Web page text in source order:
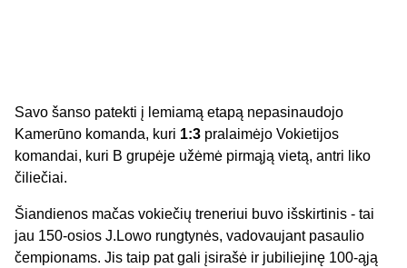
Savo šanso patekti į lemiamą etapą nepasinaudojo
Kamerūno komanda, kuri 1:3 pralaimėjo Vokietijos
komandai, kuri B grupėje užėmė pirmąją vietą, antri liko
čiliečiai.
Šiandienos mačas vokiečių treneriui buvo išskirtinis - tai
jau 150-osios J.Lowo rungtynės, vadovaujant pasaulio
čempionams. Jis taip pat gali įsirašė ir jubiliejinę 100-ąją